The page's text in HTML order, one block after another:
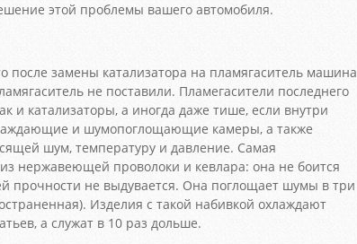
этой проблемы вашего автомобиля.
после замены катализатора на пламягаситель машина
не поставили. Пламегасители последнего
и катализаторы, а иногда даже тише, если внутри
и шумопоглощающие камеры, а также
шум, температуру и давление. Самая
нержавеющей проволоки и кевлара: она не боится
прочности не выдувается. Она поглощает шумы в три
Изделия с такой набивкой охлаждают
а служат в 10 раз дольше.